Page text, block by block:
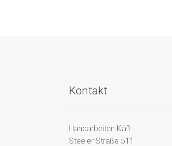
Kontakt
Handarbeiten Käß
Steeler Straße 511